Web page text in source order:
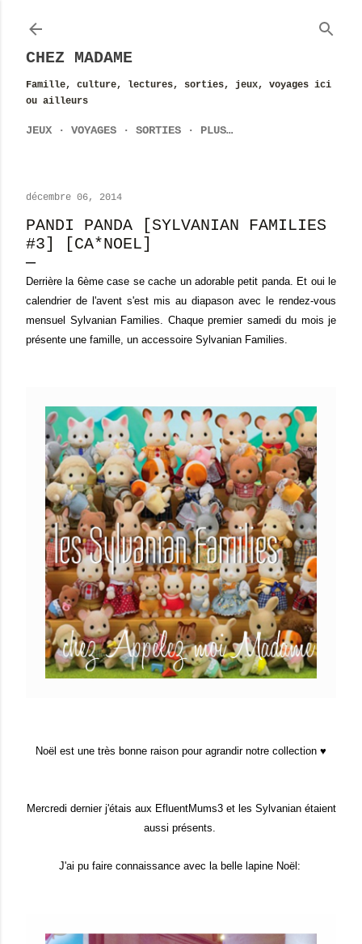
CHEZ MADAME
Famille, culture, lectures, sorties, jeux, voyages ici
ou ailleurs
JEUX VOYAGES SORTIES PLUS…
décembre 06, 2014
PANDI PANDA [SYLVANIAN FAMILIES
#3] [CA*NOEL]
Derrière la 6ème case se cache un adorable petit panda. Et oui le
calendrier de l'avent s'est mis au diapason avec le rendez-vous
mensuel Sylvanian Families. Chaque premier samedi du mois je
présente une famille, un accessoire Sylvanian Families.
Noël est une très bonne raison pour agrandir notre collection ♥
Mercredi dernier j'étais aux EfluentMums3 et les Sylvanian étaient
aussi présents.
J'ai pu faire connaissance avec la belle lapine Noël: